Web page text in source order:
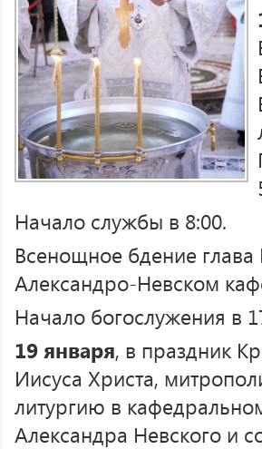
Начало службы в 8:00.
Всенощное бдение глава
Александро-Невском
Начало богослужения в
19 января, в праздник
Иисуса Христа,
литургию в
Александра Невского и